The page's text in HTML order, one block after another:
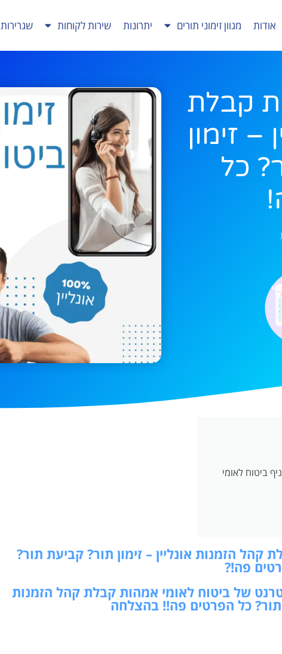
אודות מגוון זימוני תורים יתרונות שירות לקוחות שגרירות
קבלת
– זימון
כל
ביטוח לאומי
הזמנות אונליין – זימון תור? קביעת תור?
פה!?
של ביטוח לאומי אמהות קבלת קהל הזמנות
תור? כל הפרטים פה!! בהצלחה